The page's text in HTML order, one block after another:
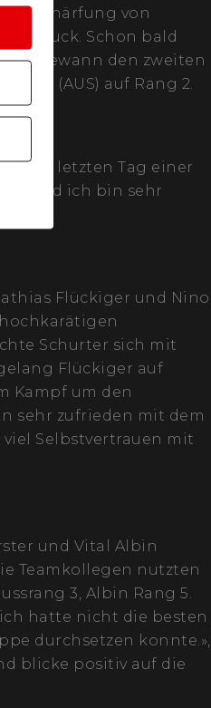
von
Druck. Schon bald
gewann den zweiten
(AUS) auf Rang 2.
den letzten Tag einer
– und ich bin sehr
Flückiger und Nino
Schurter sich mit
Flückiger auf
Kampf um den
sehr zufrieden mit dem
Selbstvertrauen mit
und Vital Albin
Teamkollegen nutzten
3, Albin Rang 5.
hatte nicht die besten
durchsetzen konnte.»,
blicke positiv auf die